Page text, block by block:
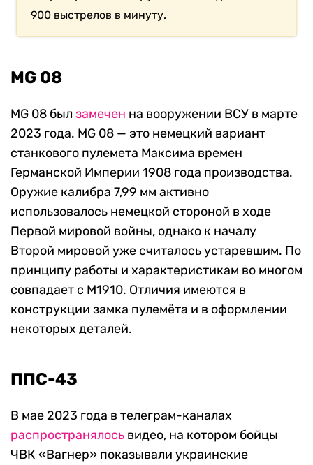
900 выстрелов в минуту.
MG 08
MG 08 был замечен на вооружении ВСУ в марте
2023 года. MG 08 — это немецкий вариант
станкового пулемета Максима времен
Германской Империи 1908 года производства.
Оружие калибра 7,99 мм активно
использовалось немецкой стороной в ходе
Первой мировой войны, однако к началу
Второй мировой уже считалось устаревшим. По
принципу работы и характеристикам во многом
совпадает с M1910. Отличия имеются в
конструкции замка пулемёта и в оформлении
некоторых деталей.
ППС-43
В мае 2023 года в телеграм-каналах
распространялось видео, на котором бойцы
ЧВК «Вагнер» показывали украинские